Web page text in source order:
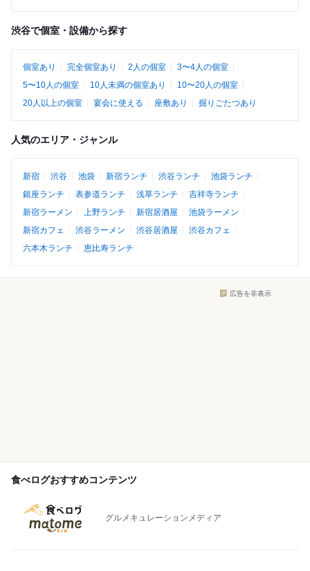
渋谷で個室・設備から探す
個室あり 完全個室あり 2人の個室
3〜4人の個室
5〜10人の個室
10人未満の個室あり
10〜20人の個室
20人以上の個室
宴会に使える 座敷あり 掘りごたつあり
人気のエリア・ジャンル
新宿 渋谷 池袋 新宿ランチ 渋谷ランチ
池袋ランチ
銀座ランチ
表参道ランチ 浅草ランチ
吉祥寺ランチ
新宿ラーメン
上野ランチ 新宿居酒屋
池袋ラーメン
新宿カフェ
渋谷ラーメン 渋谷居酒屋
渋谷カフェ
六本木ランチ
恵比寿ランチ
広告を非表示
食べログおすすめコンテンツ
グルメキュレーションメディア